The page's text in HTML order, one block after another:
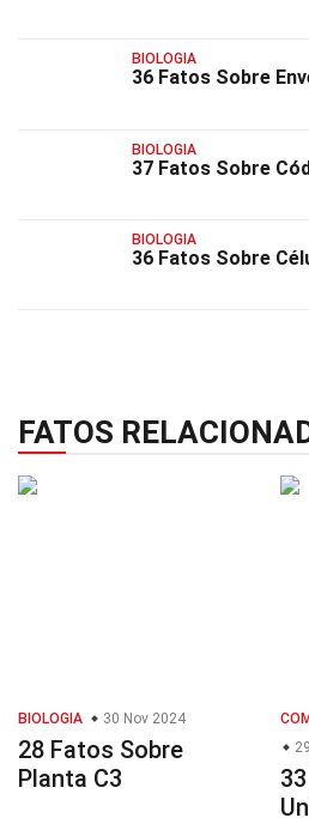
BIOLOGIA
36 Fatos Sobre
BIOLOGIA
37 Fatos Sobre
BIOLOGIA
36 Fatos Sobre
FATOS
BIOLOGIA 30 Nov 2024
28 Fatos Sobre
Planta C3